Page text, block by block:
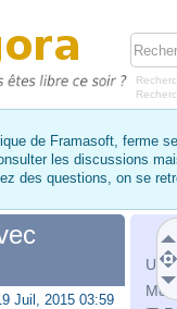
de Framasoft, ferme
les discussions
des questions, on se
Mot
Juil, 2015 03:59